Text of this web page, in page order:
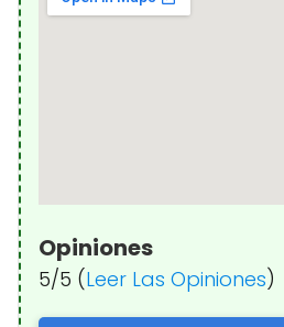
Opiniones
5/5 (Leer Las Opiniones)